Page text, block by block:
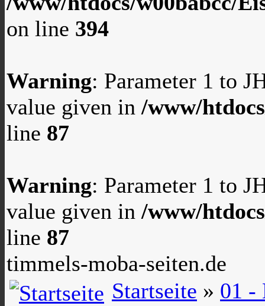
on line 394
Warning: Parameter 1 to
value given in /www/
line 87
Warning: Parameter 1 to
value given in /www/
line 87
timmels-moba-seiten.de
Startseite » 01 -